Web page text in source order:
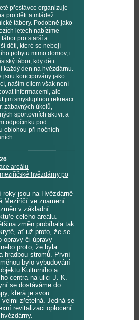
přestávce organizuje
pro děti a mládež
tábory. Podobně jako
letech nabízíme
pro starší a
děti, které se nebojí
pobytu mimo domov, i
tábor, kdy děti
každý den na hvězdárnu.
jsou koncipovány jako
naším cílem však není
informacemi, ale
jim smysluplnou rekreaci
zábavných úkolů,
sportovních aktivit a
odpočinku pod
oblohou při nočních
areálu
hvězdárny po
roky jsou na Hvězdárně
Meziříčí ve znamení
v základní
celého areálu.
změn probíhala tak
ať už proto, že se
opravy či úpravy
proto, že byla
hradbou stromů. První
bylo vybudování
Kulturního a
centra na ulici J. K.
se dostáváme do
která je svou
velmi zřetelná. Jedná se
revitalizaci oplocení